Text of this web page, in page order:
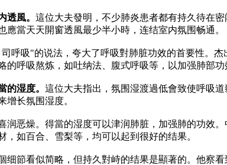
透風。 這位大夫發明，不少肺炎患者都有持久待在
應當天天開窗透風最少半小時，连结室内氛围畅通。
呼吸"的说法，夸大了呼吸對肺脏功效的首要性。
的呼吸熬炼，如吐纳法、腹式呼吸等，以加强肺部功
的湿度。 這位大夫指出，氛围湿渡過低會致使呼吸
增长氛围湿度。
润恶燥。得當的湿度可以津润肺脏，加强肺的功效
，如百合、雪梨等，均可以起到很好的结果。
细節看似简略，但持久對峙的结果是顯著的。他察